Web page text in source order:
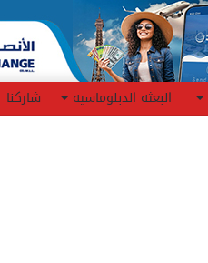
البعثه الدبلوماسيه شاركنا